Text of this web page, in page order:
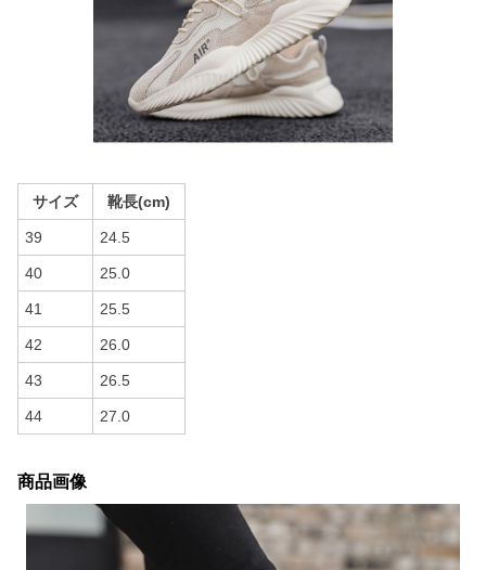
サイズ 靴長(cm)
39 24.5
40 25.0
41 25.5
42 26.0
43 26.5
44 27.0
商品画像